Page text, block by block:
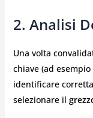
2. Analisi
Una volta
chiave (ad esempio
identificare
selezionare il